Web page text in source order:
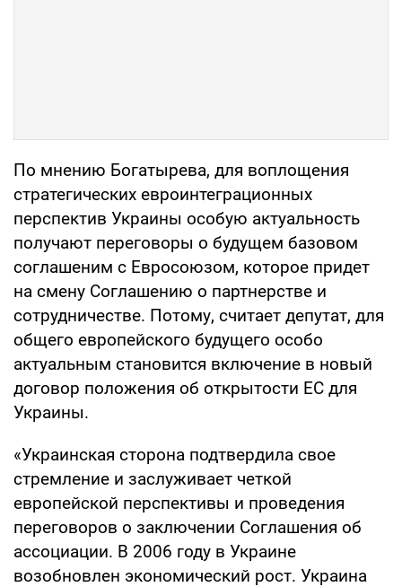
По мнению Богатырева, для воплощения
стратегических евроинтеграционных
перспектив Украины особую актуальность
получают переговоры о будущем базовом
соглашеним с Евросоюзом, которое придет
на смену Соглашению о партнерстве и
сотрудничестве. Потому, считает депутат, для
общего европейского будущего особо
актуальным становится включение в новый
договор положения об открытости ЕС для
Украины.
«Украинская сторона подтвердила свое
стремление и заслуживает четкой
европейской перспективы и проведения
переговоров о заключении Соглашения об
ассоциации. В 2006 году в Украине
возобновлен экономический рост. Украина